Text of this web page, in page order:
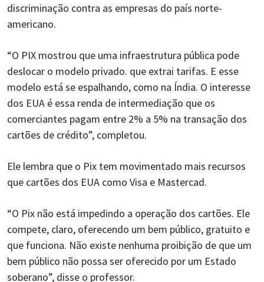
discriminação contra as empresas do país norte-
americano.
“O PIX mostrou que uma infraestrutura pública pode
deslocar o modelo privado. que extrai tarifas. E esse
modelo está se espalhando, como na Índia. O interesse
dos EUA é essa renda de intermediação que os
comerciantes pagam entre 2% a 5% na transação dos
cartões de crédito”, completou.
Ele lembra que o Pix tem movimentado mais recursos
que cartões dos EUA como Visa e Mastercad.
“O Pix não está impedindo a operação dos cartões. Ele
compete, claro, oferecendo um bem público, gratuito e
que funciona. Não existe nenhuma proibição de que um
bem público não possa ser oferecido por um Estado
soberano”, disse o professor.